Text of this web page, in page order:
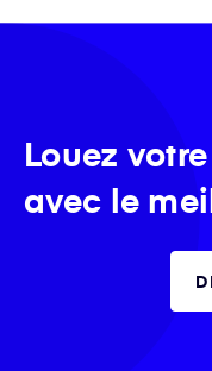
Louez
avec le